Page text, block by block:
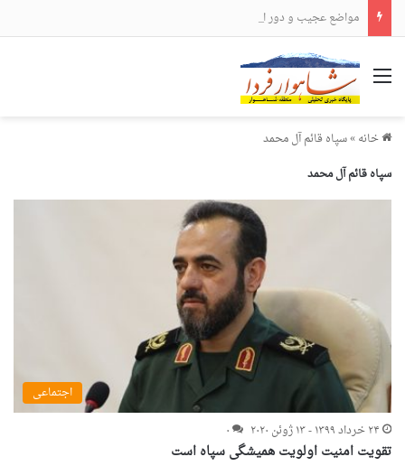
مواضع عجیب و دور از انتظار علی لاریجانی
منو
خانه»سپاه قائم آل محمد
سپاه قائم آل محمد
اجتماعی
۲۴ خرداد ۱۳۹۹ - ۱۳ ژوئن ۲۰۲۰
۰
تقویت امنیت اولویت همیشگی سپاه است